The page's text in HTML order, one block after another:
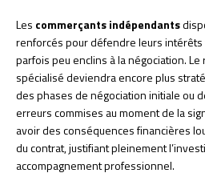
Les commerçants indépendants
renforcés pour défendre leurs
parfois peu enclins à la négociation.
spécialisé deviendra encore plus
des phases de négociation initiale ou
erreurs commises au moment de la
avoir des conséquences financières
du contrat, justifiant pleinement
accompagnement professionnel.